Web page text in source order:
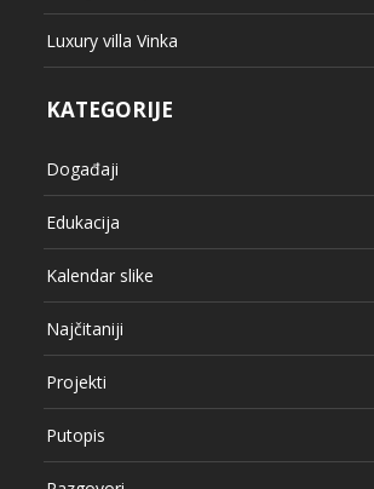
Luxury villa Vinka
KATEGORIJE
Događaji
Edukacija
Kalendar slike
Najčitaniji
Projekti
Putopis